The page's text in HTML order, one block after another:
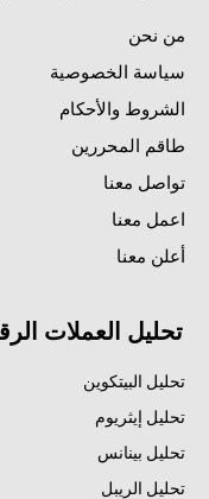
من نحن
سياسة الخصوصية
الشروط والأحكام
طاقم المحررين
تواصل معنا
اعمل معنا
أعلن معنا
تحليل العملات
تحليل البيتكوين
تحليل إيثريوم
تحليل بينانس
تحليل الريبل